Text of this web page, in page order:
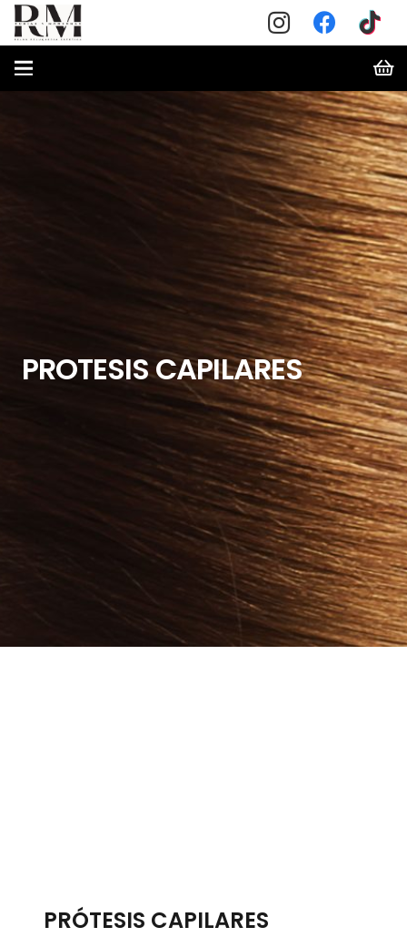
PROTESIS CAPILARES
PRÓTESIS CAPILARES